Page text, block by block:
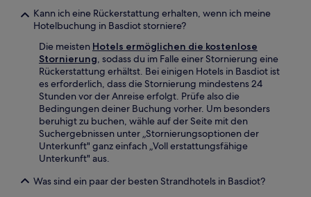
Kann ich eine Rückerstattung erhalten, wenn ich meine
Hotelbuchung in Basdiot storniere?
Die meisten Hotels ermöglichen die kostenlose
Stornierung, sodass du im Falle einer Stornierung eine
Rückerstattung erhältst. Bei einigen Hotels in Basdiot ist
es erforderlich, dass die Stornierung mindestens 24
Stunden vor der Anreise erfolgt. Prüfe also die
Bedingungen deiner Buchung vorher. Um besonders
beruhigt zu buchen, wähle auf der Seite mit den
Suchergebnissen unter „Stornierungsoptionen der
Unterkunft" ganz einfach „Voll erstattungsfähige
Unterkunft" aus.
Was sind ein paar der besten Strandhotels in Basdiot?